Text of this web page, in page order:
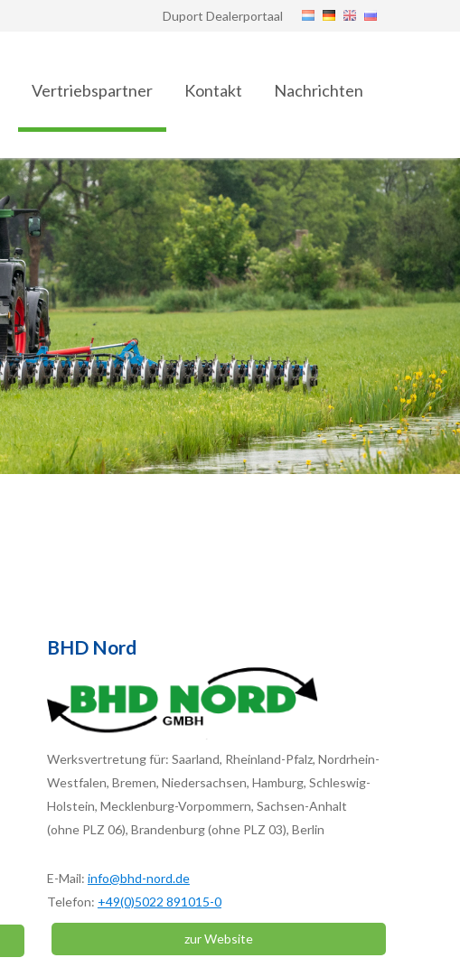
Duport Dealerportaal
Vertriebspartner Kontakt Nachrichten
BHD Nord
Werksvertretung für: Saarland, Rheinland-Pfalz, Nordrhein-
Westfalen, Bremen, Niedersachsen, Hamburg, Schleswig-
Holstein, Mecklenburg-Vorpommern, Sachsen-Anhalt
(ohne PLZ 06), Brandenburg (ohne PLZ 03), Berlin
E-Mail: info@bhd-nord.de
Telefon: +49(0)5022 891015-0
zur Website